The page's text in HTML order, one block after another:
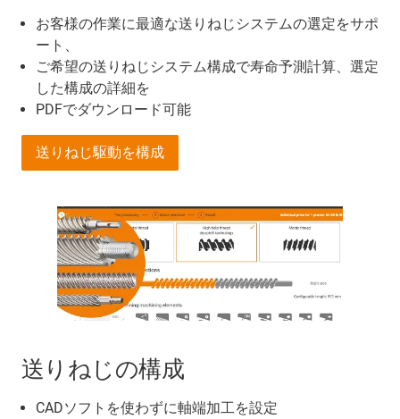
お客様の作業に最適な送りねじシステムの選定をサポ
ート、
ご希望の送りねじシステム構成で寿命予測計算、選定
した構成の詳細を
PDFでダウンロード可能
送りねじ駆動を構成
送りねじの構成
CADソフトを使わずに軸端加工を設定